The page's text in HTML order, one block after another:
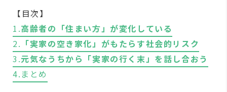
【目次】
1.高齢者の「住まい方」が変化している
2. 「実家の空き家化」がもたらす社会的リスク
3.元気なうちから「実家の行く末」を話し合おう
4.まとめ